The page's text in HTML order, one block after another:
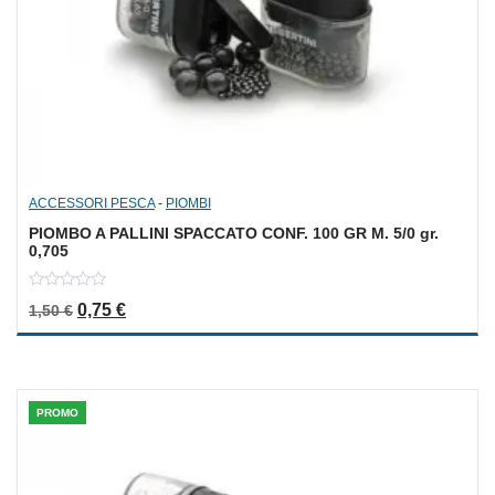
ACCESSORI PESCA- PIOMBI
PIOMBO A PALLINI SPACCATO CONF. 100 GR M. 5/0 gr.
0,705
out
1,50€ Il prezzo originale era: 1,50 €.
0,75 €Il prezzo attuale è: 0,75 €.
PROMO